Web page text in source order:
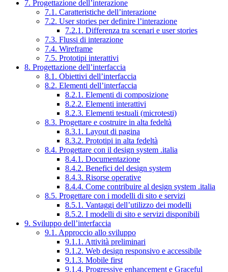
7. Progettazione dell’interazione
7.1. Caratteristiche dell’interazione
7.2. User stories per definire l’interazione
7.2.1. Differenza tra scenari e user stories
7.3. Flussi di interazione
7.4. Wireframe
7.5. Prototipi interattivi
8. Progettazione dell’interfaccia
8.1. Obiettivi dell’interfaccia
8.2. Elementi dell’interfaccia
8.2.1. Elementi di composizione
8.2.2. Elementi interattivi
8.2.3. Elementi testuali (microtesti)
8.3. Progettare e costruire in alta fedeltà
8.3.1. Layout di pagina
8.3.2. Prototipi in alta fedeltà
8.4. Progettare con il design system .italia
8.4.1. Documentazione
8.4.2. Benefici del design system
8.4.3. Risorse operative
8.4.4. Come contribuire al design system .italia
8.5. Progettare con i modelli di sito e servizi
8.5.1. Vantaggi dell’utilizzo dei modelli
8.5.2. I modelli di sito e servizi disponibili
9. Sviluppo dell’interfaccia
9.1. Approccio allo sviluppo
9.1.1. Attività preliminari
9.1.2. Web design responsivo e accessibile
9.1.3. Mobile first
9.1.4. Progressive enhancement e Graceful